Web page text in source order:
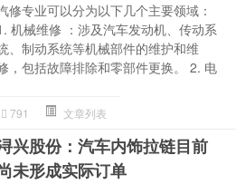
修专业可以分为以下几个主要领域：
机械维修 ：涉及汽车发动机、传动系
、制动系统等机械部件的维护和维
，包括故障排除和零部件更换。 2. 电
791 文章列表
兴股份：汽车内饰拉链目前
未形成实际订单